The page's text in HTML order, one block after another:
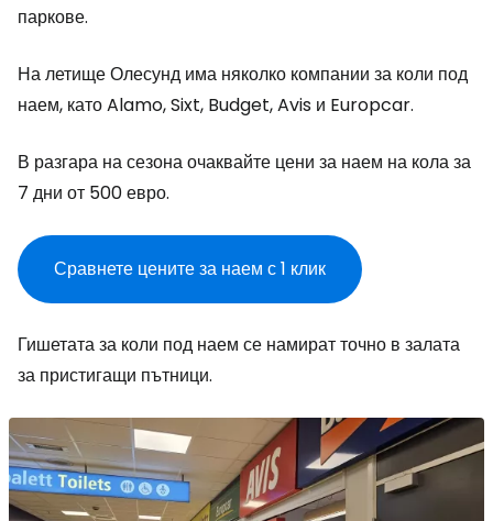
паркове.
На летище Олесунд има няколко компании за коли под
наем, като Alamo, Sixt, Budget, Avis и Europcar.
В разгара на сезона очаквайте цени за наем на кола за
7 дни от 500 евро.
Сравнете цените за наем с 1 клик
Гишетата за коли под наем се намират точно в залата
за пристигащи пътници.